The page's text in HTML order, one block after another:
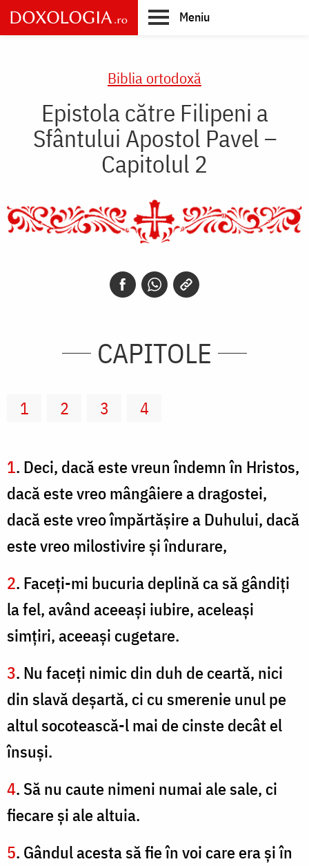
Skip
to
main
Meniu
Biblia ortodoxă
Epistola către Filipeni a
Sfântului Apostol Pavel –
Capitolul 2
CAPITOLE
1 2 3 4
1. Deci, dacă este vreun îndemn în Hristos,
dacă este vreo mângâiere a dragostei,
dacă este vreo împărtăşire a Duhului, dacă
este vreo milostivire şi îndurare,
2. Faceţi-mi bucuria deplină ca să gândiţi
la fel, având aceeaşi iubire, aceleaşi
simţiri, aceeaşi cugetare.
3. Nu faceţi nimic din duh de ceartă, nici
din slavă deşartă, ci cu smerenie unul pe
altul socotească-l mai de cinste decât el
însuşi.
4. Să nu caute nimeni numai ale sale, ci
fiecare şi ale altuia.
5. Gândul acesta să fie în voi care era şi în